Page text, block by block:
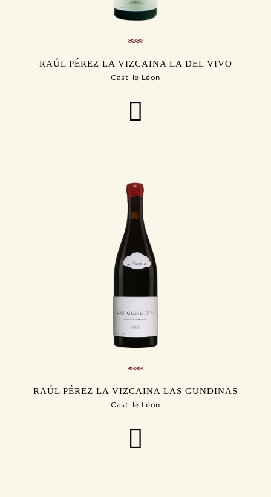
RAÚL PÉREZ LA VIZCAINA LA DEL VIVO
Castille Léon
RAÚL PÉREZ LA VIZCAINA LAS GUNDINAS
Castille Léon